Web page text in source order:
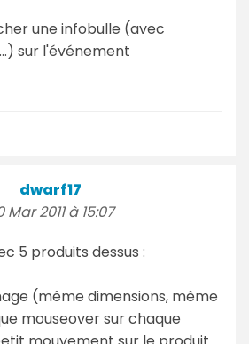
une infobulle (avec
sur l'événement
dwarf17
Mar 2011 à 15:07
5 produits dessus :
(même dimensions, même
mouseover sur chaque